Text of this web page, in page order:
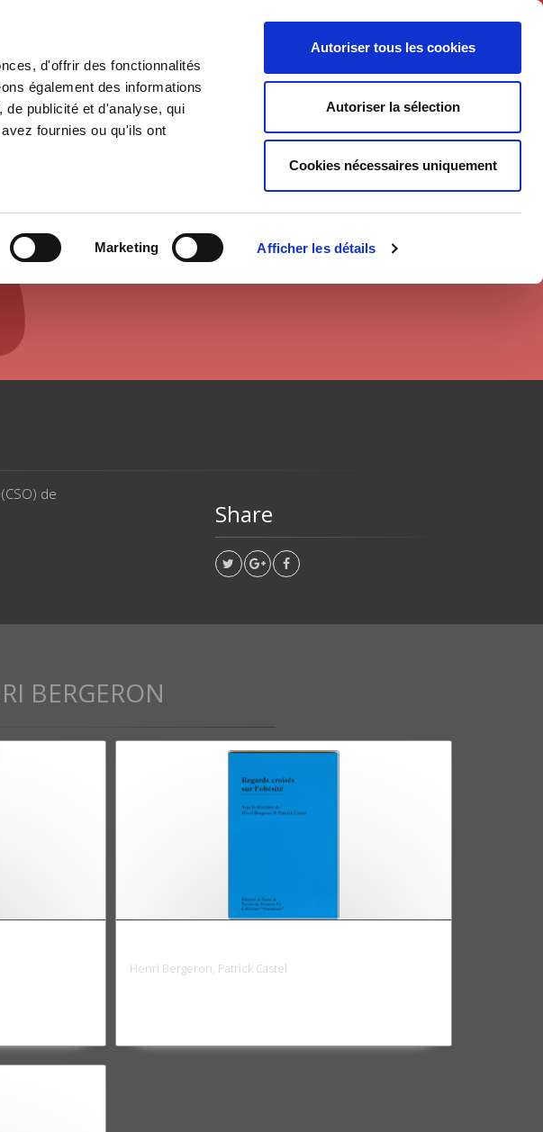
d'offrir des fonctionnalités
également des informations
publicité et d'analyse, qui
fournies ou qu'ils ont
Marketing Afficher les détails
Autoriser tous les cookies
Autoriser la sélection
Cookies nécessaires uniquement
English
Politics
de
Share
BERGERON
Henri Bergeron, Patrick Castel